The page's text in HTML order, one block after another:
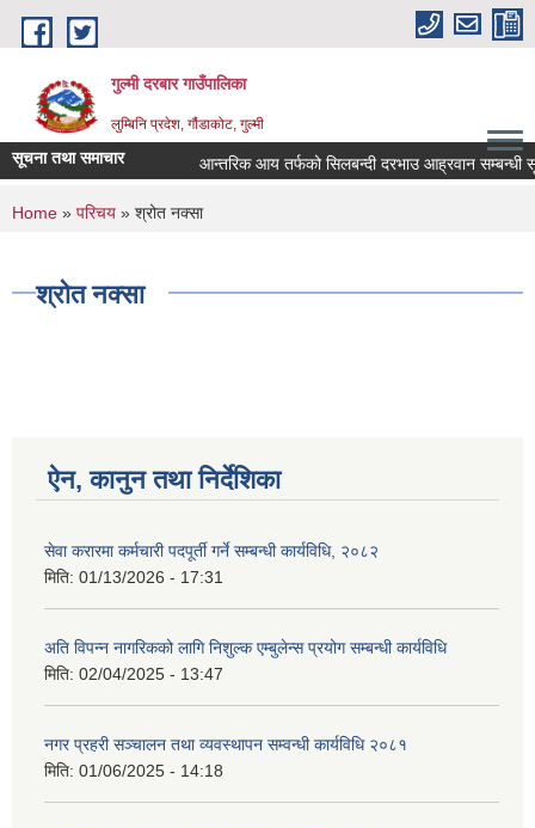
Skip to main content
गुल्मी दरबार गाउँपालिका
लुम्बिनि प्रदेश, गौंडाकोट, गुल्मी
सूचना तथा समाचार आन्तरिक आय तर्फको सिलबन्दी दरभाउ आह्रवान सम्बन्धी
You are here
Home » परिचय » श्रोत नक्सा
श्रोत नक्सा
ऐन, कानुन तथा निर्देशिका
सेवा करारमा कर्मचारी पदपूर्ती गर्ने सम्बन्धी कार्यविधि, २०८२
मिति: 01/13/2026 - 17:31
अति विपन्न नागरिकको लागि निशुल्क एम्बुलेन्स प्रयोग सम्बन्धी कार्यविधि
मिति: 02/04/2025 - 13:47
नगर प्रहरी सञ्चालन तथा व्यवस्थापन सम्वन्धी कार्यविधि २०८१
मिति: 01/06/2025 - 14:18